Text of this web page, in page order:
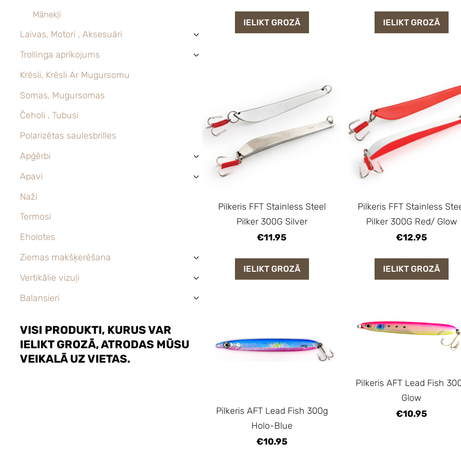
Mānekļi
Laivas, Motori , Aksesuāri ›
Trollinga aprīkojums ›
Krēsli, Krēsli Ar Mugursomu
Somas, Mugursomas
Čeholi , Tubusi
Polarizētas saulesbrilles
Apģērbi
›
Apavi ›
Naži
Termosi
Eholotes
Ziemas makšķerēšana
›
Vertikālie vizuļi ›
Balansieri ›
VISI PRODUKTI, KURUS VAR
IELIKT GROZĀ, ATRODAS MŪSU
VEIKALĀ UZ VIETAS.
IELIKT GROZĀ IELIKT GROZĀ
Pilkeris FFT Stainless Steel
Pilker 300G Silver
€11.95
IELIKT GROZĀ
Pilkeris FFT Stainless
Pilker 300G Red/ Glow
€12.95
IELIKT GROZĀ
Pilkeris AFT Lead Fish 300g
Holo-Blue
€10.95
Pilkeris AFT Lead Fish
Glow
€10.95